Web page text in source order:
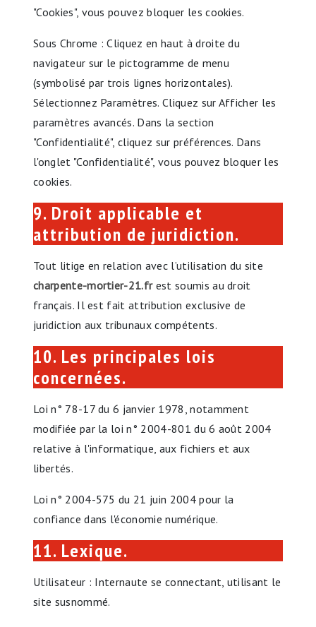
"Cookies", vous pouvez bloquer les cookies.
Sous Chrome : Cliquez en haut à droite du
navigateur sur le pictogramme de menu
(symbolisé par trois lignes horizontales).
Sélectionnez Paramètres. Cliquez sur Afficher les
paramètres avancés. Dans la section
"Confidentialité", cliquez sur préférences. Dans
l'onglet "Confidentialité", vous pouvez bloquer les
cookies.
9. Droit applicable et
attribution de juridiction.
Tout litige en relation avec l’utilisation du site
charpente-mortier-21.frest soumis au droit
français. Il est fait attribution exclusive de
juridiction aux tribunaux compétents.
10. Les principales lois
concernées.
Loi n° 78-17 du 6 janvier 1978, notamment
modifiée par la loi n° 2004-801 du 6 août 2004
relative à l'informatique, aux fichiers et aux
libertés.
Loi n° 2004-575 du 21 juin 2004 pour la
confiance dans l'économie numérique.
11. Lexique.
Utilisateur : Internaute se connectant, utilisant le
site susnommé.